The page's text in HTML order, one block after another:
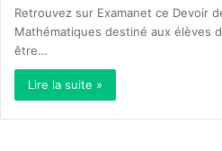
Retrouvez sur Examanet ce Devoir
Mathématiques destiné aux élèves
être…
Lire la suite »